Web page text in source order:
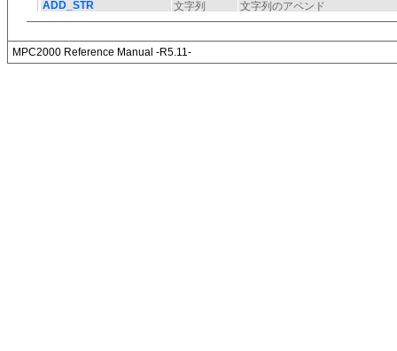
MPC2000 Reference Manual -R5.11-